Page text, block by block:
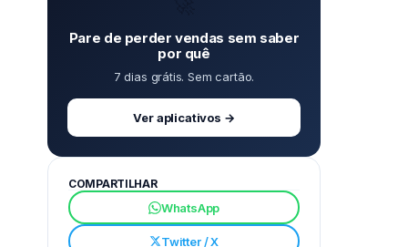
Pare de perder vendas sem saber
por quê
7 dias grátis. Sem cartão.
Ver aplicativos →
COMPARTILHAR
WhatsApp
Twitter / X